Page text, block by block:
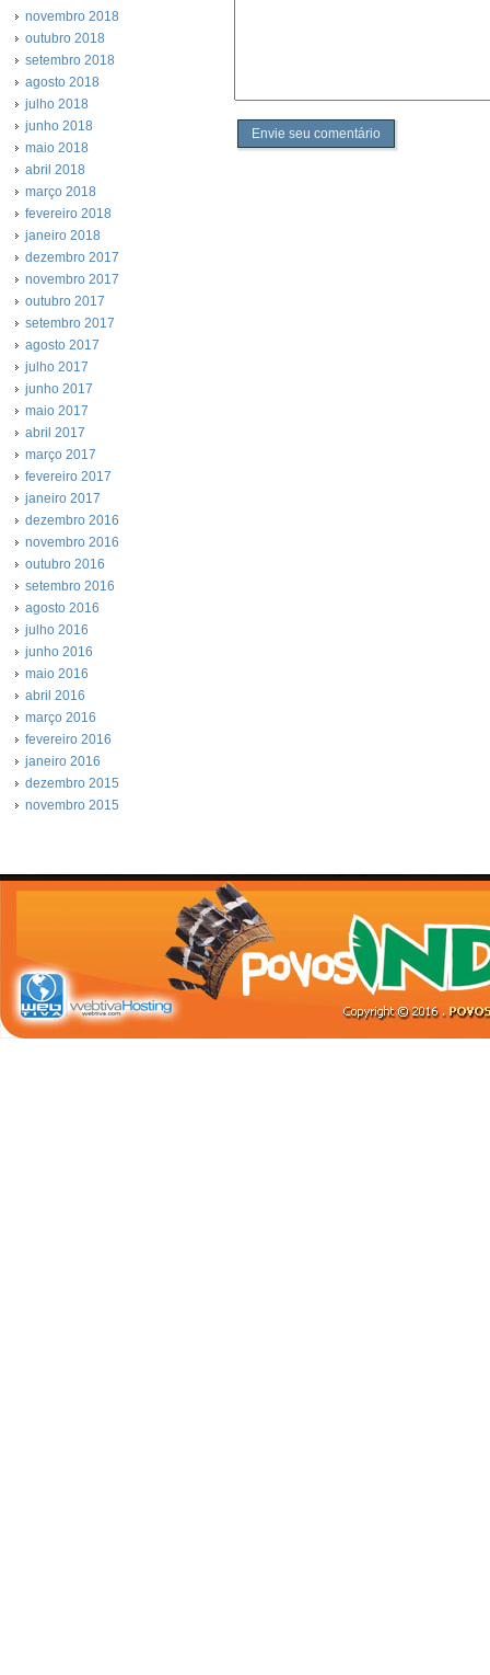
novembro 2018
outubro 2018
setembro 2018
agosto 2018
julho 2018
junho 2018
maio 2018
abril 2018
março 2018
fevereiro 2018
janeiro 2018
dezembro 2017
novembro 2017
outubro 2017
setembro 2017
agosto 2017
julho 2017
junho 2017
maio 2017
abril 2017
março 2017
fevereiro 2017
janeiro 2017
dezembro 2016
novembro 2016
outubro 2016
setembro 2016
agosto 2016
julho 2016
junho 2016
maio 2016
abril 2016
março 2016
fevereiro 2016
janeiro 2016
dezembro 2015
novembro 2015
Envie seu comentário